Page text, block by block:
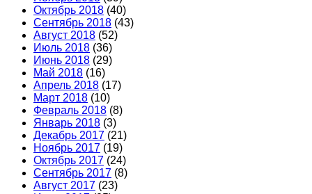
Октябрь 2018 (40)
Сентябрь 2018 (43)
Август 2018 (52)
Июль 2018 (36)
Июнь 2018 (29)
Май 2018 (16)
Апрель 2018 (17)
Март 2018 (10)
Февраль 2018 (8)
Январь 2018 (3)
Декабрь 2017 (21)
Ноябрь 2017 (19)
Октябрь 2017 (24)
Сентябрь 2017 (8)
Август 2017 (23)